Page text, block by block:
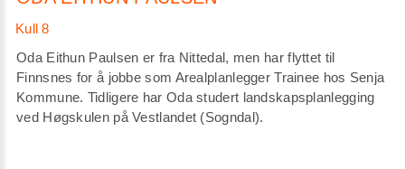
Oda Eithun Paulsen er fra Nittedal, men har flyttet til
Finnsnes for å jobbe som Arealplanlegger Trainee hos Senja
Kommune. Tidligere har Oda studert landskapsplanlegging
ved Høgskulen på Vestlandet (Sogndal).